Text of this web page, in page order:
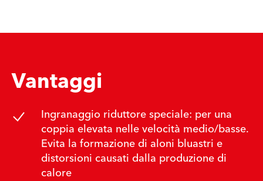
Vantaggi
Ingranaggio riduttore speciale: per una
coppia elevata nelle velocità medio/basse.
Evita la formazione di aloni bluastri e
distorsioni causati dalla produzione di
calore